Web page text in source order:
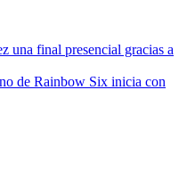
una final presencial gracias a
de Rainbow Six inicia con